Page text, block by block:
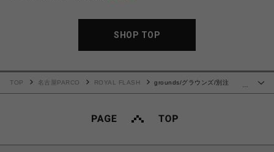
SHOP TOP
…
TOP 名古屋PARCO ROYAL FLASH
grounds/グラウンズ/別注